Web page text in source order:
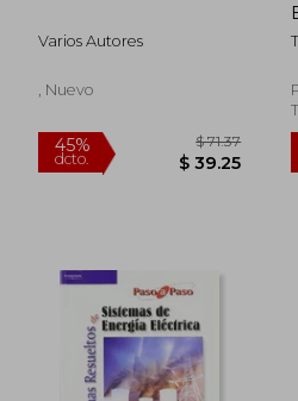
Varios Autores
, Nuevo